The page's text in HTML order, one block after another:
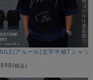
ンツ/1色アルール)文字半袖Tシャツ
(税込)